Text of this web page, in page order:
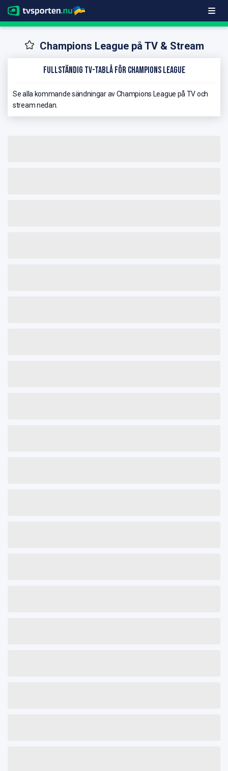
Champions League på TV & Stream
Fullständig TV-Tablå för Champions League
Se alla kommande sändningar av Champions League på TV och
stream nedan.